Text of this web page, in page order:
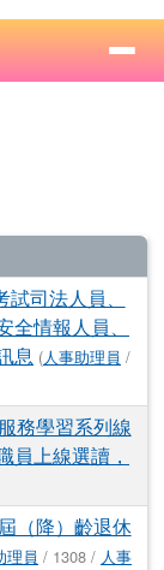
⏸
司法人員、
情報人員、
息 (人事助理員 /
務學習系列線
員上線選讀，
（降）齡退休
理員 / 1308 / 人事